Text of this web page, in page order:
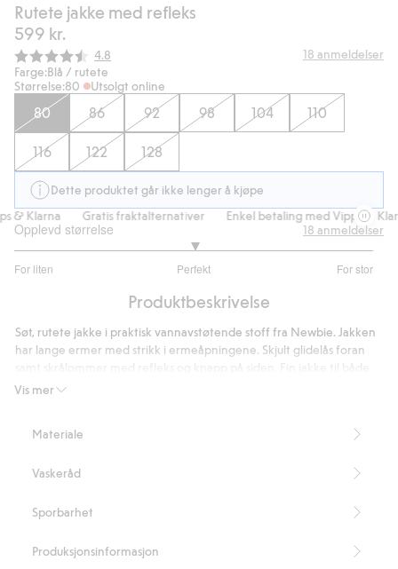
Rutete jakke med refleks
599 kr.
Gjennomsnittskarakter:
4.8 18 anmeldelser
Farge:Blå / rutete
Størrelse:80 Utsolgt online
80 86 92 98 104 110
116 122 128
Dette produktet går ikke lenger å kjøpe
Klarna
Gratis fraktalternativer Enkel betaling med Vipps &
Opplevd størrelse
For liten Perfekt For stor
av
15
stemmer
18 anmeldelser
Produktbeskrivelse
Vis mer
Søt, rutete jakke i praktisk vannavstøtende stoff fra Newbie. Jakken
har lange ermer med strikk i ermeåpningene. Skjult glidelås foran
barn og baby. Avtakbar hette i størrelse 86–128, fast hette i størrelse
Artikkelnummer
Materiale
Vaskeråd
Sporbarhet
Produksjonsinformasjon